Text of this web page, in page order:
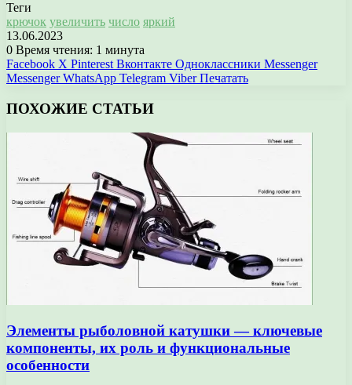
Теги
крючок увеличить число яркий
13.06.2023
0 Время чтения: 1 минута
Facebook X Pinterest Вконтакте Одноклассники Messenger
Messenger WhatsApp Telegram Viber Печатать
ПОХОЖИЕ СТАТЬИ
Элементы рыболовной катушки — ключевые
компоненты, их роль и функциональные
особенности